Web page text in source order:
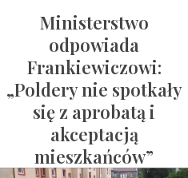
Ministerstwo
odpowiada
Frankiewiczowi:
„Poldery nie spotkały
się z aprobatą i
akceptacją
mieszkańców”